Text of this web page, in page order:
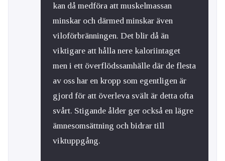
kan då medföra att muskelmassan
minskar och därmed minskar även
viloförbränningen. Det blir då än
viktigare att hålla nere kaloriintaget
men i ett överflödssamhälle där de flesta
av oss har en kropp som egentligen är
gjord för att överleva svält är detta ofta
svårt. Stigande ålder ger också en lägre
ämnesomsättning och bidrar till
viktuppgång.